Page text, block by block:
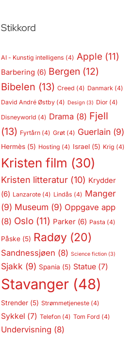
Stikkord
AI - Kunstig intelligens (4) Apple (11)
Barbering (6) Bergen (12)
Bibelen (13) Creed (4) Danmark(4)
David André Østby(4) Design(3) Dior(4)
Disneyworld (4) Drama (8) Fjell
(13) Fyrtårn(4) Grøt(4) Guerlain (9)
Hermès(5) Hosting (4) Israel(5) Krig (4)
Kristen film (30)
Kristen litteratur(10) Krydder
(6) Lanzarote(4) Lindås (4) Manger
(9) Museum (9) Oppgave app
(8) Oslo(11) Parker(6) Pasta (4)
Påske(5) Radøy(20)
Sandnessjøen (8) Science fiction(3)
Sjakk (9) Spania (5) Statue(7)
Stavanger(48)
Strender(5) Strømmetjeneste(4)
Sykkel (7) Telefon(4) Tom Ford (4)
Undervisning (8)